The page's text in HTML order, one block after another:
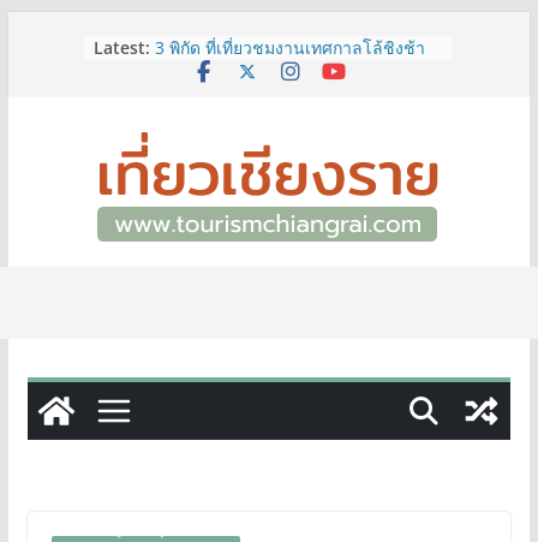
Latest: 3 พิกัด ที่เที่ยวชมงานเทศกาลโล้ชิงช้า
จ.เชียงราย ที่ไม่ควรพลาด!
ตะวันออก 2026”
ผู้ว่าฯ เชียงราย เยี่ยมชม “ป๊ะกาด Vol.2”
ยกระดับตลาดสด 100 ปี สู่พิพิธภัณฑ์
ศิลปะมีชีวิต หนุนเศรษฐกิจสร้างสรรค์
และการท่องเที่ยวของเมือง
เลขสวย หมวด ขจ เปิดประมูลออนไลน์
แล้ววันนี้ เลขเด่น เลขมงคล ความหมาย
ดีมีให้เลือกหลากหลายทั้ง 301 หมายเลข